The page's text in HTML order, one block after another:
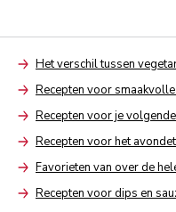
ArrowHet verschil tussen
ArrowRecepten voor
ArrowRecepten voor je
ArrowRecepten voor het
ArrowFavorieten van over de
ArrowRecepten voor dips en